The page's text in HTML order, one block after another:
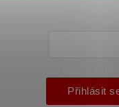
Přihlásit